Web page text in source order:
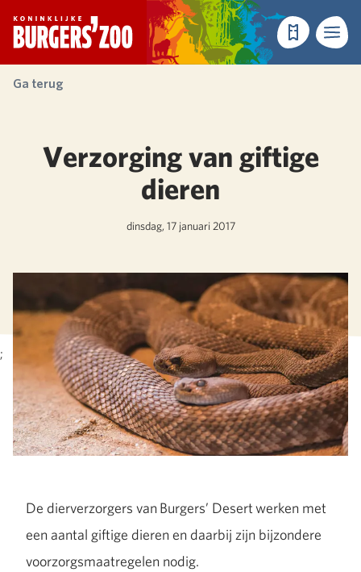
- Homepagina
TicketsMenu
Ga terug
;
Verzorging van giftige
dieren
dinsdag, 17 januari 2017
De dierverzorgers van Burgers’ Desert werken met
een aantal giftige dieren en daarbij zijn bijzondere
voorzorgsmaatregelen nodig.